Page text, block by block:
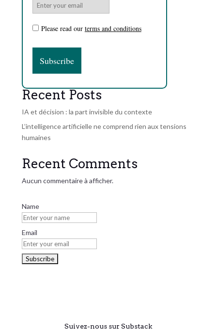
Please read our terms and conditions
Recent Posts
IA et décision : la part invisible du contexte
L’intelligence artificielle ne comprend rien aux tensions
humaines
Recent Comments
Aucun commentaire à afficher.
Name
Email
Suivez-nous sur Substack